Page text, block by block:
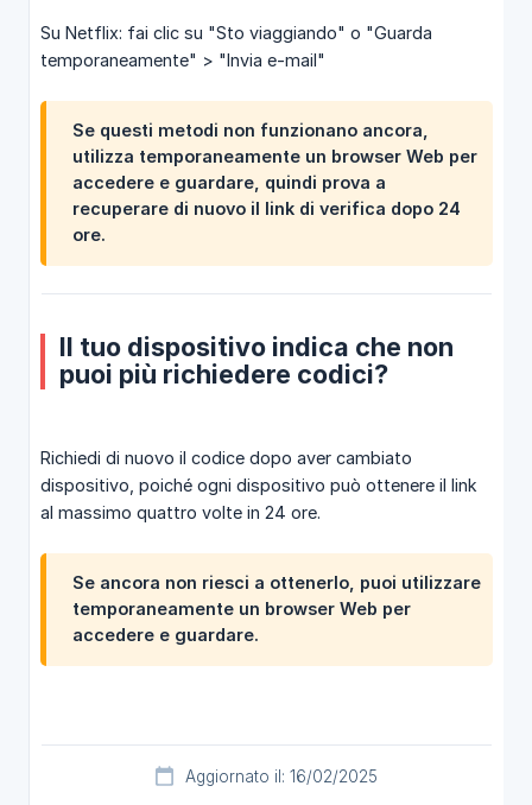
Su Netflix: fai clic su "Sto viaggiando" o "Guarda
temporaneamente" > "Invia e-mail"
Se questi metodi non funzionano ancora,
utilizza temporaneamente un browser Web per
accedere e guardare, quindi prova a
recuperare di nuovo il link di verifica dopo 24
ore.
Il tuo dispositivo indica che non
puoi più richiedere codici?
Richiedi di nuovo il codice dopo aver cambiato
dispositivo, poiché ogni dispositivo può ottenere il link
al massimo quattro volte in 24 ore.
Se ancora non riesci a ottenerlo, puoi utilizzare
temporaneamente un browser Web per
accedere e guardare.
Aggiornato il: 16/02/2025